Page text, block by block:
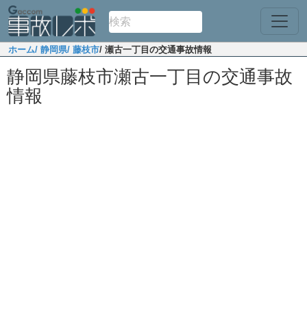
ホーム/ 静岡県/ 藤枝市/ 瀬古一丁目の交通事故情報
静岡県藤枝市瀬古一丁目の交通事故
情報